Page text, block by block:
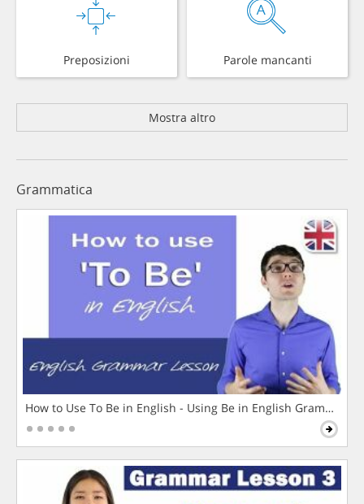
Preposizioni Parole mancanti
Mostra altro
Grammatica
How to Use To Be in English - Using Be in English Grammar